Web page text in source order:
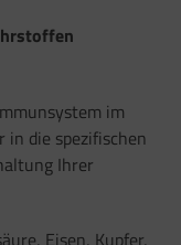
im
die spezifischen
Ihrer